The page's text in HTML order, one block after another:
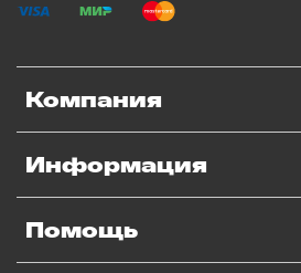
Компания
Информация
Помощь